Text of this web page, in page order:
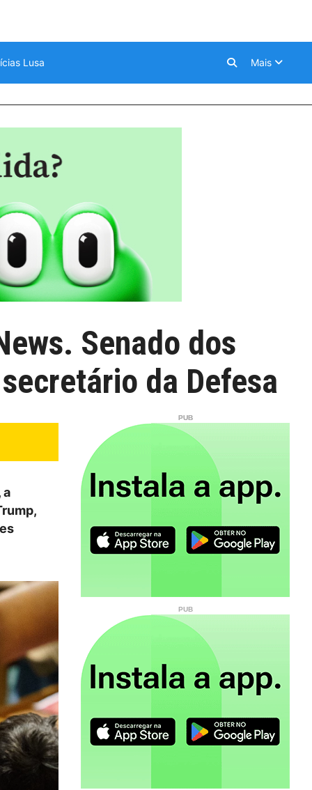
Lusa Mais
Senado dos
da Defesa
a